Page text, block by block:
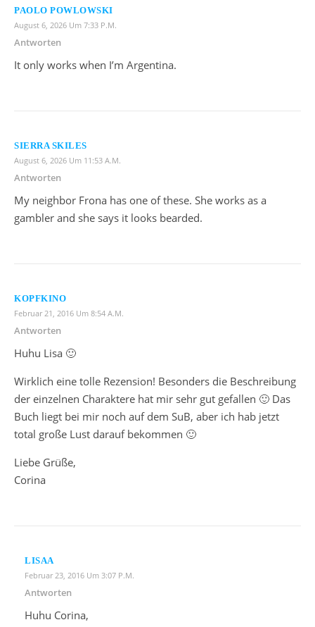
PAOLO POWLOWSKI
August 6, 2026 Um 7:33 P.m.
Antworten
It only works when I’m Argentina.
SIERRA SKILES
August 6, 2026 Um 11:53 A.m.
Antworten
My neighbor Frona has one of these. She works as a
gambler and she says it looks bearded.
KOPFKINO
Februar 21, 2016 Um 8:54 A.m.
Antworten
Huhu Lisa 🙂
Wirklich eine tolle Rezension! Besonders die Beschreibung
der einzelnen Charaktere hat mir sehr gut gefallen 🙂 Das
Buch liegt bei mir noch auf dem SuB, aber ich hab jetzt
total große Lust darauf bekommen 🙂
Liebe Grüße,
Corina
LISAA
Februar 23, 2016 Um 3:07 P.m.
Antworten
Huhu Corina,